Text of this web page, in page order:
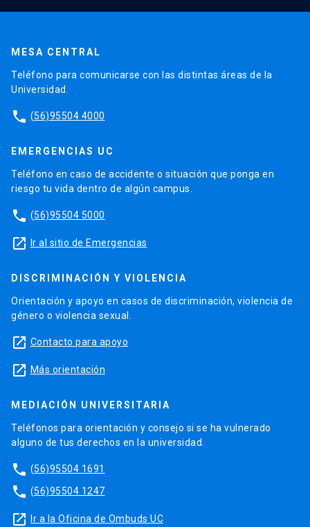
MESA CENTRAL
Teléfono para comunicarse con las distintas áreas de la
Universidad.
phone (56)95504 4000
EMERGENCIAS UC
Teléfono en caso de accidente o situación que ponga en
riesgo tu vida dentro de algún campus.
phone (56)95504 5000
launch Ir al sitio de Emergencias
DISCRIMINACIÓN Y VIOLENCIA
Orientación y apoyo en casos de discriminación, violencia de
género o violencia sexual.
launch Contacto para apoyo
launch Más orientación
MEDIACIÓN UNIVERSITARIA
Teléfonos para orientación y consejo si se ha vulnerado
alguno de tus derechos en la universidad.
phone (56)95504 1691
phone (56)95504 1247
launch Ir a la Oficina de Ombuds UC